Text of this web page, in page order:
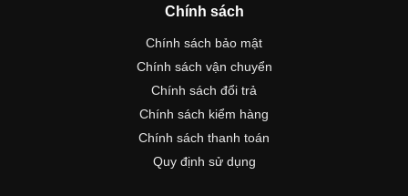
Chính sách
Chính sách bảo mật
Chính sách vận chuyển
Chính sách đổi trả
Chính sách kiểm hàng
Chính sách thanh toán
Quy định sử dụng